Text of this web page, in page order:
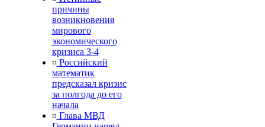
причины
возникновения
мирового
экономического
кризиса 3-4
¤ Российский
математик
предсказал кризис
за полгода до его
начала
¤ Глава МВД